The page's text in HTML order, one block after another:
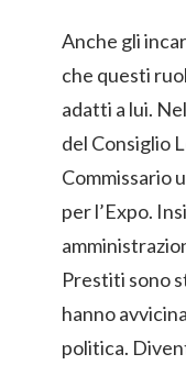
Anche gli
che questi
adatti a lui.
del Consiglio
Commissario
per l’Expo.
Prestiti sono
hanno
politica.